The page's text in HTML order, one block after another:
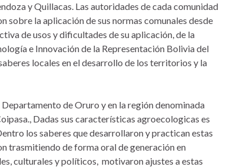
y Quillacas. Las autoridades de cada comunidad
sobre la aplicación de sus normas comunales desde
de usos y dificultades de su aplicación, de la
e Innovación de la Representación Bolivia del
locales en el desarrollo de los territorios y la
de Oruro y en la región denominada
Dadas sus características agroecologicas es
los saberes que desarrollaron y practican estas
trasmitiendo de forma oral de generación en
culturales y políticos, motivaron ajustes a estas